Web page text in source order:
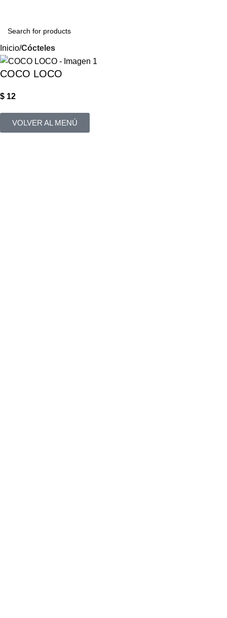
Inicio Cócteles
COCO LOCO
$ 12
VOLVER AL MENÚ